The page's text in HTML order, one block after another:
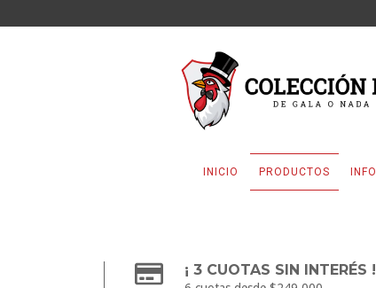
INICIO PRODUCTOS INFO
¡ 3 CUOTAS SIN INTERÉS !